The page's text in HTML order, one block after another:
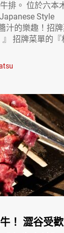
排。 位於六本
Style
汁的樂趣！招
招牌菜單的『
！ 澀谷受歡